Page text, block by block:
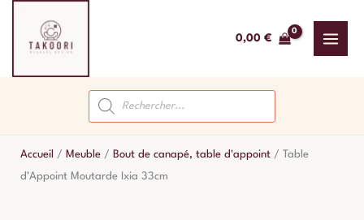
contenu
0,00 €
Recherche
de
produits
Accueil / Meuble / Bout de canapé, table d'appoint / Table
d’Appoint Moutarde Ixia 33cm